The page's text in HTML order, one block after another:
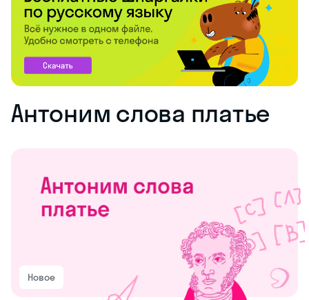
Антоним слова платье
Новое